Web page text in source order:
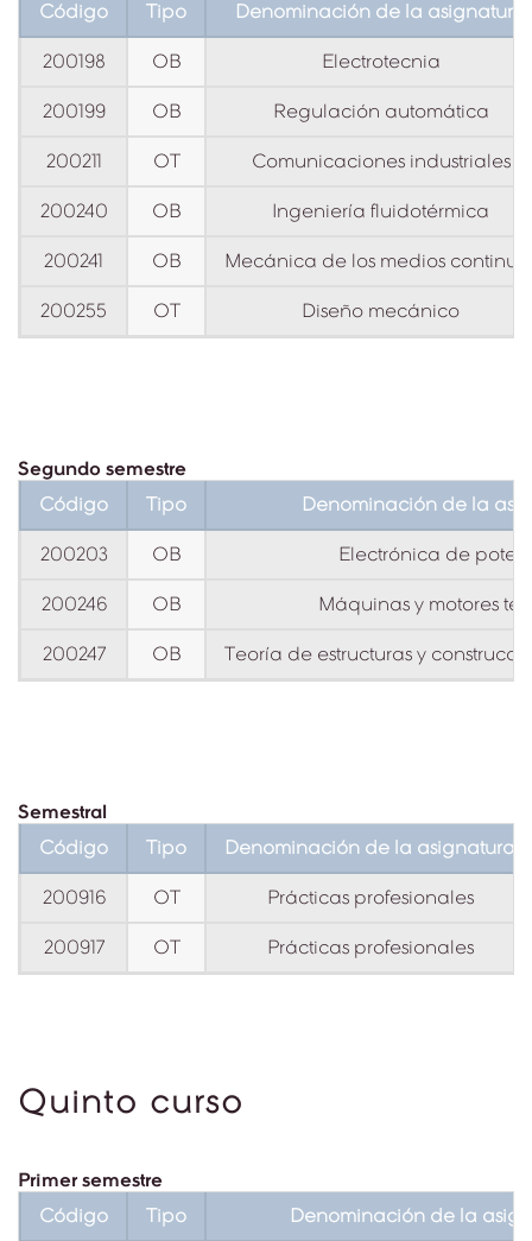
Código Tipo Denominación de la asignatura
200198 OB Electrotecnia
200199 OB Regulación automática
200211 OT Comunicaciones industriales
200240 OB Ingeniería fluidotérmica
200241 OB Mecánica de los medios
200255 OT Diseño mecánico
Segundo semestre
Código
Tipo Denominación de la
200203 OB Electrónica de
200246 OB Máquinas y motores
200247 OB Teoría de estructuras y
Semestral
Código
Tipo Denominación de la asignatura
200916 OT Prácticas profesionales
200917 OT Prácticas profesionales
Quinto curso
Primer semestre
Código
Tipo Denominación de la